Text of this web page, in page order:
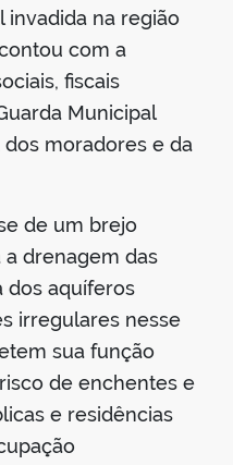
invadida na região
com a
fiscais
Municipal
moradores e da
de um brejo
drenagem das
dos aquíferos
irregulares nesse
sua função
de enchentes e
e residências